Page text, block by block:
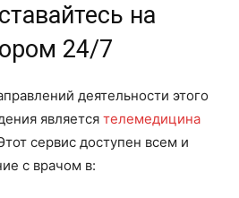
на
24/7
деятельности этого
является телемедицина
сервис доступен всем и
с врачом в: